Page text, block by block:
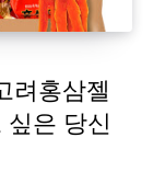
려홍삼젤
싶은 당신